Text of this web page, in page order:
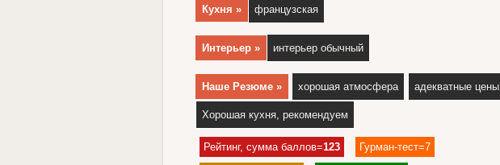
Кухня » французская
Интерьер » интерьер обычный
Наше Резюме » хорошая атмосфера адекватные цены
Хорошая кухня, рекомендуем
Рейтинг, сумма баллов=123 Гурман-тест=7